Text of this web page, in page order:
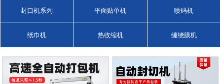
封口机系列 平面贴单机 喷码机
纸巾机 热收缩机 缠绕膜机